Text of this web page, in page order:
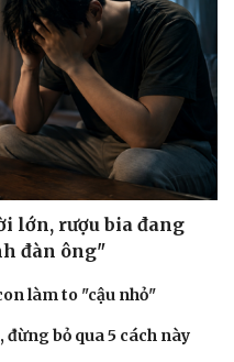
lớn, rượu bia đang
đàn ông"
làm to "cậu nhỏ"
bỏ qua 5 cách này